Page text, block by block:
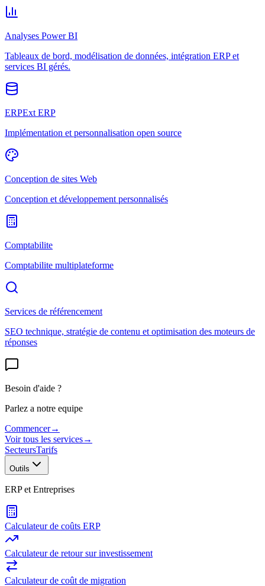
Analyses Power BI
Tableaux de bord, modélisation de données, intégration ERP et
services BI gérés.
ERPExt ERP
Implémentation et personnalisation open source
Conception de sites Web
Conception et développement personnalisés
Comptabilite
Comptabilite multiplateforme
Services de référencement
SEO technique, stratégie de contenu et optimisation des moteurs de
réponses
Besoin d'aide ?
Parlez a notre equipe
Commencer→
Voir tous les services→
SecteursTarifs
Outils
ERP et Entreprises
Calculateur de coûts ERP
Calculateur de retour sur investissement
Calculateur de coût de migration